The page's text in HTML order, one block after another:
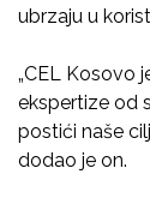
ubrzaju u
„CEL Kosovo
ekspertize od
postići naše
dodao je on.